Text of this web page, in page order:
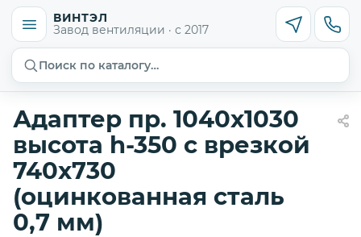
ВИНТЭЛ
Завод вентиляции · с 2017
Поиск по каталогу…
Адаптер пр. 1040х1030
высота h-350 с врезкой
740х730
(оцинкованная сталь
0,7 мм)